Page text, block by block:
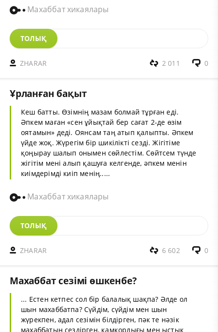
Махаббат хикаялары
ТОЛЫҚ
ZHARAR 0
2 011
Ұрланған бақыт
Кеш батты. Өзімнің мазам болмай тұрған еді.
Әпкем маған «сен ұйықтай бер сағат 2-де өзім
оятамын» деді. Оянсам таң атып қалыпты. Әпкем
үйде жоқ. Жүрегім бір шикілікті сезді. Жігітіме
қоңырау шалып онымен сөйлестім. Сөйтсем түнде
жігітім мені алып қашуға келгенде, әпкем менін
киімдерімді киіп менің.....
Махаббат хикаялары
ТОЛЫҚ
ZHARAR 0
6 602
Махаббат сезімі өшкенбе?
... Естен кетпес сол бір балалық шақпа? Әлде ол
шын махаббатпа? Сүйдім, сүйдім мен шын
жүрекпен, адал сезімін білдірген, пәк те нәзік
махаббатын сездірген, қамқорлығы мен ыстық